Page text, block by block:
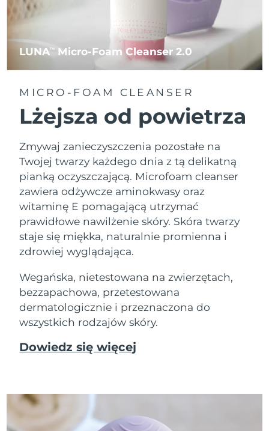
LUNATM Micro-Foam Cleanser 2.0
MICRO-FOAM CLEANSER
Lżejsza od powietrza
Zmywaj zanieczyszczenia pozostałe na
Twojej twarzy każdego dnia z tą delikatną
pianką oczyszczającą. Microfoam cleanser
zawiera odżywcze aminokwasy oraz
witaminę E pomagającą utrzymać
prawidłowe nawilżenie skóry. Skóra twarzy
staje się miękka, naturalnie promienna i
zdrowiej wyglądająca.
Wegańska, nietestowana na zwierzętach,
bezzapachowa, przetestowana
dermatologicznie i przeznaczona do
wszystkich rodzajów skóry.
Dowiedz się więcej